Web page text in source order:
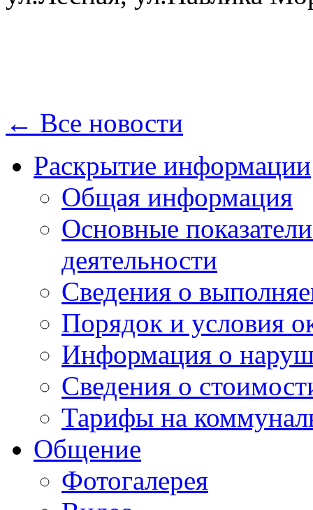
← Все новости
Раскрытие информации
Общая информация
Основные
деятельности
Сведения о
Порядок и условия
Информация о
Сведения о
Тарифы на
Общение
Фотогалерея